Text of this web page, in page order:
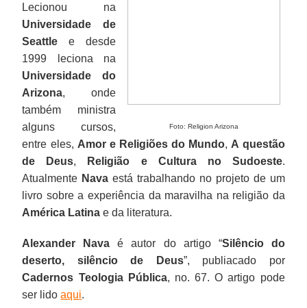
Foto: Religion Arizona
Lecionou na
Universidade de
Seattle e desde
1999 leciona na
Universidade do
Arizona, onde
também ministra
alguns cursos,
entre eles, Amor e Religiões do Mundo, A questão
de Deus, Religião e Cultura no Sudoeste.
Atualmente Nava está trabalhando no projeto de um
livro sobre a experiência da maravilha na religião da
América Latina e da literatura.
Alexander Nava é autor do artigo “Silêncio do
deserto, silêncio de Deus”, publiacado por
Cadernos Teologia Pública, no. 67. O artigo pode
ser lidoaqui.